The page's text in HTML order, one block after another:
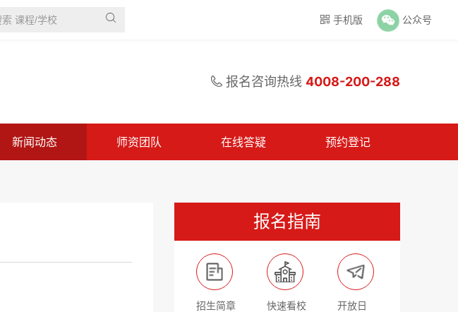
  手机版 公众号
 报名咨询热线 4008-200-288
新闻动态 师资团队 在线答疑 预约登记
报名指南
招生简章 快速看校 开放日